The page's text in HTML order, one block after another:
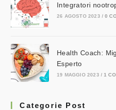
Integratori
26 AGOSTO 2023 / 0
Health Coach:
Esperto
19 MAGGIO 2023 / 1
Categorie Post